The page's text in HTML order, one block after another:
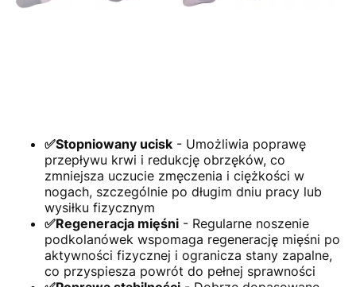
✅Stopniowany ucisk - Umożliwia poprawę
przepływu krwi i redukcję obrzęków, co
zmniejsza uczucie zmęczenia i ciężkości w
nogach, szczególnie po długim dniu pracy lub
wysiłku fizycznym
✅Regeneracja mięśni - Regularne noszenie
podkolanówek wspomaga regenerację mięśni po
aktywności fizycznej i ogranicza stany zapalne,
co przyspiesza powrót do pełnej sprawności